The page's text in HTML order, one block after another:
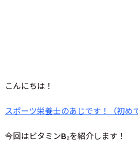
こんにちは！
スポーツ栄養士のあじです！（初め
今回はビタミンB₂を紹介します！